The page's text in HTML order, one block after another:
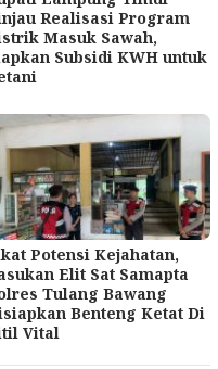
Realisasi Program
Masuk Sawah,
Subsidi KWH untuk
Potensi Kejahatan,
Elit Sat Samapta
Tulang Bawang
Benteng Ketat Di
Vital